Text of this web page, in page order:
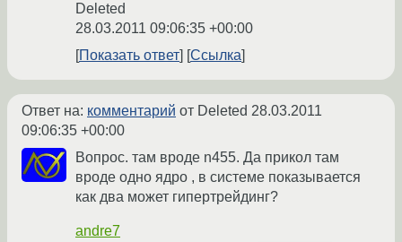
Deleted
28.03.2011 09:06:35 +00:00
Показать ответ
Ссылка
Ответ на: комментарий от Deleted 28.03.2011
09:06:35 +00:00
Вопрос. там вроде n455. Да прикол там
вроде одно ядро , в системе показывается
как два может гипертрейдинг?
andre7